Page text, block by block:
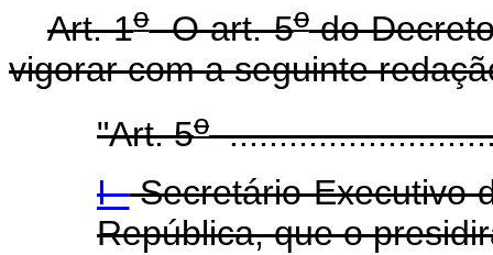
Art. 1oO art. 5odo
vigorar com a seguinte
"Art. 5o
I -Secretário-Executivo
República, que o